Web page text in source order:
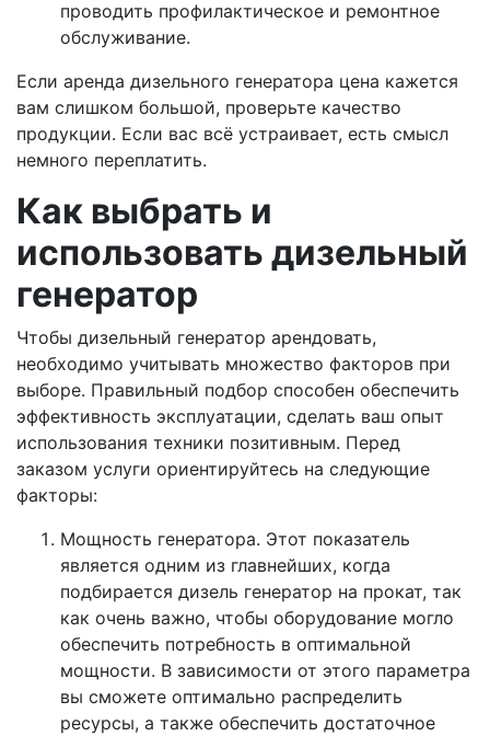
проводить профилактическое и ремонтное
обслуживание.
Если аренда дизельного генератора цена кажется
вам слишком большой, проверьте качество
продукции. Если вас всё устраивает, есть смысл
немного переплатить.
Как выбрать и
использовать дизельный
генератор
Чтобы дизельный генератор арендовать,
необходимо учитывать множество факторов при
выборе. Правильный подбор способен обеспечить
эффективность эксплуатации, сделать ваш опыт
использования техники позитивным. Перед
заказом услуги ориентируйтесь на следующие
факторы:
Мощность генератора. Этот показатель
является одним из главнейших, когда
подбирается дизель генератор на прокат, так
как очень важно, чтобы оборудование могло
обеспечить потребность в оптимальной
мощности. В зависимости от этого параметра
вы сможете оптимально распределить
ресурсы, а также обеспечить достаточное